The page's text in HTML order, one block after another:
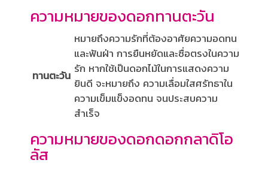
ความหมายของดอกทานตะวัน
ทานตะวัน
หมายถึงความรักที่ต้องอาศัยความอดทน
และฟันฝ่า การยืนหยัดและซื่อตรงในความ
รัก หากใช้เป็นดอกไม้ในการแสดงความ
ยินดี จะหมายถึง ความเลื่อมใสศรัทธาใน
ความเข็มแข็งอดทน จนประสบความ
สำเร็จ
ความหมายของดอกดอกกลาดิโอ
ลัส